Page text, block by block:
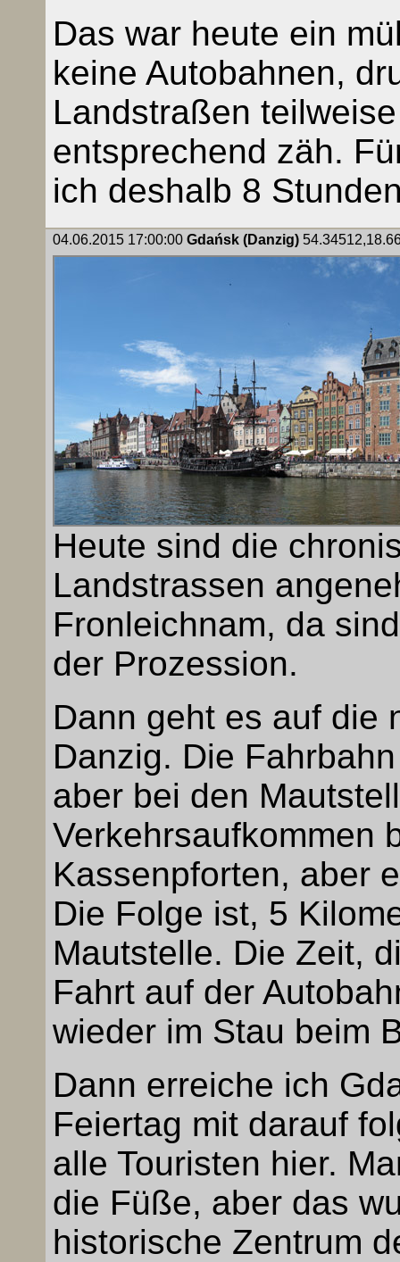
Das war heute ein
keine Autobahnen,
Landstraßen
entsprechend zäh.
ich deshalb 8
04.06.2015 17:00:00 Gdańsk (Danzig)
Heute sind die
Landstrassen
Fronleichnam, da
der Prozession.
Dann geht es auf die
Danzig. Die
aber bei den
Verkehrsaufkommen
Kassenpforten, aber
Die Folge ist, 5
Mautstelle. Die Zeit,
Fahrt auf der
wieder im Stau beim
Dann erreiche ich
Feiertag mit darauf
alle Touristen hier.
die Füße, aber das
historische Zentrum